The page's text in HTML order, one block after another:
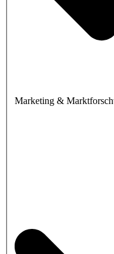
Marketing &